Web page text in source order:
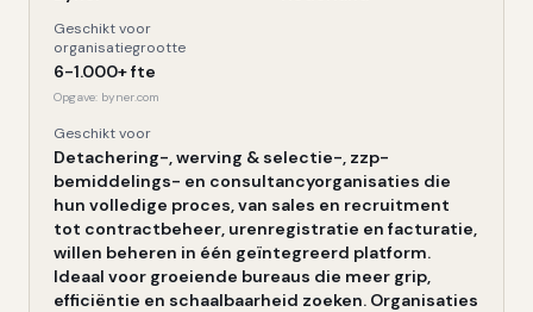
Geschikt voor
organisatiegrootte
6-1.000+ fte
Opgave: byner.com
Geschikt voor
Detachering-, werving & selectie-, zzp-
bemiddelings- en consultancyorganisaties die
hun volledige proces, van sales en recruitment
tot contractbeheer, urenregistratie en facturatie,
willen beheren in één geïntegreerd platform.
Ideaal voor groeiende bureaus die meer grip,
efficiëntie en schaalbaarheid zoeken. Organisaties